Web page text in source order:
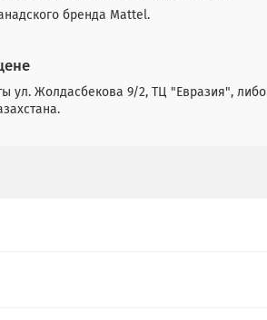
бренда Mattel.
ул. Жолдасбекова 9/2, ТЦ "Евразия", либо